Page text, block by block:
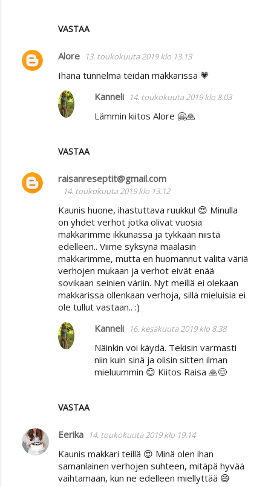
VASTAA
Alore 13. toukokuuta 2019 klo 13.13
Ihana tunnelma teidän makkarissa 💗
VASTAA
Kanneli 14. toukokuuta 2019 klo 8.03
Lämmin kiitos Alore 🤗🙏
raisanreseptit@gmail.com
14. toukokuuta 2019 klo 13.12
Kaunis huone, ihastuttava ruukku! 😍 Minulla
on yhdet verhot jotka olivat vuosia
makkarimme ikkunassa ja tykkään niistä
edelleen.. Viime syksynä maalasin
makkarimme, mutta en huomannut valita väriä
verhojen mukaan ja verhot eivät enää
sovikaan seinien väriin. Nyt meillä ei olekaan
makkarissa ollenkaan verhoja, sillä mieluisia ei
ole tullut vastaan.. :)
VASTAA
Kanneli 16. kesäkuuta 2019 klo 8.38
Näinkin voi käydä. Tekisin varmasti
niin kuin sinä ja olisin sitten ilman
mieluummin 😊 Kiitos Raisa 🙏😊
Eerika 14. toukokuuta 2019 klo 19.14
Kaunis makkari teillä 😍 Minä olen ihan
samanlainen verhojen suhteen, mitäpä hyvää
vaihtamaan, kun ne edelleen miellyttää 😄